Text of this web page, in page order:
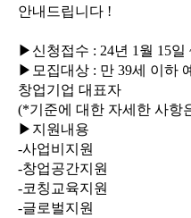
안내드립니다 !
▶ 신청접수 : 24년 1 월 15일
▶ 모집대상 : 만 39세 이하
창업기업 대표자
(*기준에 대한 자세한 사항
▶ 지원내용
-사업비지원
-창업공간지원
-코칭교육지원
-글로벌지원